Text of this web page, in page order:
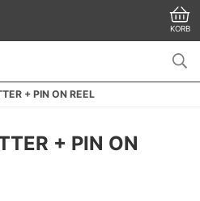
KORB
+ PIN ON REEL
+ PIN ON